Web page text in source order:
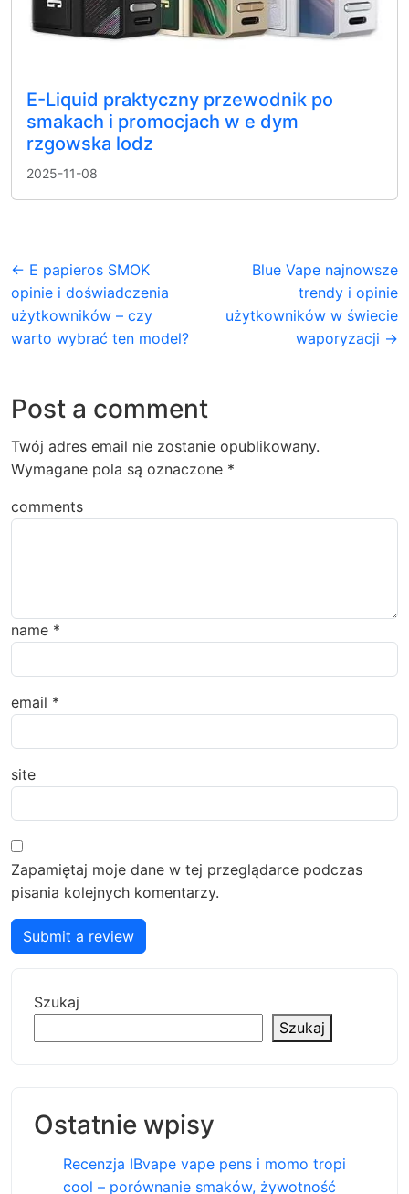
E-Liquid praktyczny przewodnik po
smakach i promocjach w e dym
rzgowska lodz
2025-11-08
← E papieros SMOK
opinie i doświadczenia
użytkowników – czy
warto wybrać ten model?
Blue Vape najnowsze
trendy i opinie
użytkowników w świecie
waporyzacji →
Post a comment
Twój adres email nie zostanie opublikowany.
Wymagane pola są oznaczone *
comments
name *
email *
site
Zapamiętaj moje dane w tej przeglądarce podczas
pisania kolejnych komentarzy.
Submit a review
Szukaj
Szukaj
Ostatnie wpisy
Recenzja IBvape vape pens i momo tropi
cool – porównanie smaków, żywotność